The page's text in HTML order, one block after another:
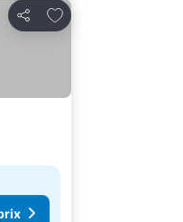
Partager
Ajouter à mes favoris